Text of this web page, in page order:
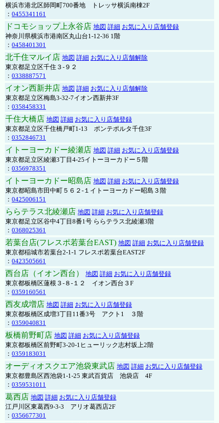
横浜市港北区師岡町700番地 トレッサ横浜南棟2F
： 0455341161
ドコモショップ上永谷店 地図 詳細 お気に入り店舗登録
神奈川県横浜市港南区丸山台1-12-36 1階
： 0458401301
北千住マルイ店 地図 詳細 お気に入り店舗解除
東京都足立区千住３-９２
： 0338887571
イオン西新井店 地図 詳細 お気に入り店舗解除
東京都足立区梅島3-32-7イオン西新井3F
： 0358458331
千住大橋店 地図 詳細 お気に入り店舗登録
東京都足立区千住橋戸町1-13 ポンテポルタ千住3F
： 0352846731
イトーヨーカドー綾瀬店 地図 詳細 お気に入り店舗登録
東京都足立区綾瀬3丁目4-25イトーヨーカドー５階
： 0356978351
イトーヨーカドー昭島店 地図 詳細 お気に入り店舗登録
東京都昭島市田中町５６２-１イトーヨーカドー昭島３階
： 0425006151
ららテラス北綾瀬店 地図 詳細 お気に入り店舗登録
東京都足立区谷中4丁目8番1号 ららテラス北綾瀬3階
： 0368025361
若葉台店(フレスポ若葉台EAST) 地図 詳細 お気に入り店舗登録
東京都稲城市若葉台2-1-1 フレスポ若葉台EAST2F
： 0423505661
西台店（イオン西台） 地図 詳細 お気に入り店舗登録
東京都板橋区蓮根３-８-１２ イオン西台３F
： 0359160561
西友成増店 地図 詳細 お気に入り店舗登録
東京都板橋区成増3丁目11番3号 アクト1 ３階
： 0359040831
板橋前野町店 地図 詳細 お気に入り店舗登録
東京都板橋区前野町3-20-1ヒューリック志村坂上2階
： 0359183031
オーディオスクエア池袋東武店 地図 詳細 お気に入り店舗登録
東京都豊島区西池袋1-1-25 東武百貨店 池袋店 4F
： 0359531011
葛西店 地図 詳細 お気に入り店舗登録
江戸川区東葛西9-3-3 アリオ葛西店2F
： 0356677301